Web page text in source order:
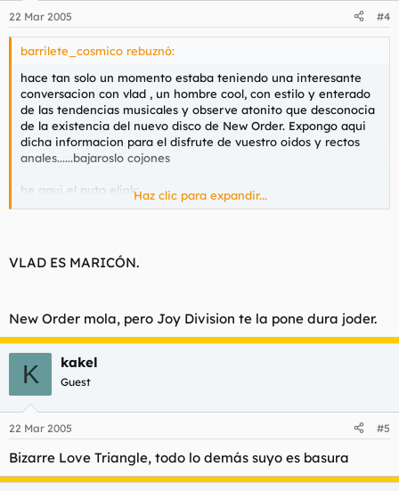
22 Mar 2005 #4
barrilete_cosmico rebuznó:
hace tan solo un momento estaba teniendo una interesante
conversacion con vlad , un hombre cool, con estilo y enterado
de las tendencias musicales y observe atonito que desconocia
de la existencia del nuevo disco de New Order. Expongo aqui
dicha informacion para el disfrute de vuestro oidos y rectos
anales......bajaroslo cojones
he aqui el puto elink:
ed2k://|file|New.Order-
De nada
Haz clic para expandir...
VLAD ES MARICÓN.
New Order mola, pero Joy Division te la pone dura joder.
K kakel
Guest
22 Mar 2005 #5
Bizarre Love Triangle, todo lo demás suyo es basura